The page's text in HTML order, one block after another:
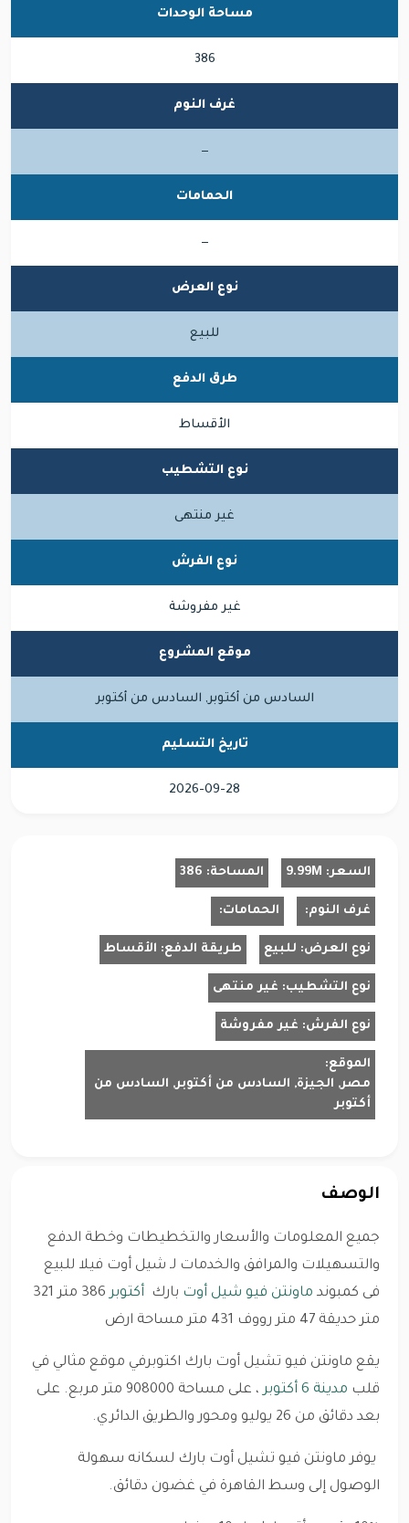
مساحة الوحدات
386
غرف النوم
—
الحمامات
—
نوع العرض
للبيع
طرق الدفع
الأقساط
نوع التشطيب
غير منتهى
نوع الفرش
غير مفروشة
موقع المشروع
السادس من أكتوبر, السادس من أكتوبر
تاريخ التسليم
2026-09-28
السعر: 9.99M المساحة: 386
غرف النوم: الحمامات:
نوع العرض: للبيع طريقة الدفع: الأقساط
نوع التشطيب: غير منتهى
نوع الفرش: غير مفروشة
الموقع:
مصر, الجيزة, السادس من أكتوبر, السادس من
أكتوبر
الوصف
جميع المعلومات والأسعار والتخطيطات وخطة الدفع
والتسهيلات والمرافق والخدمات لـ شيل أوت فيلا للبيع
فى كمبوند ماونتن فيو شيل أوت بارك أكتوبر
386 متر 321
متر حديقة 47 متر رووف 431 متر مساحة ارض
يقع ماونتن فيو تشيل أوت بارك اكتوبرفي موقع مثالي في
قلب مدينة 6 أكتوبر
، على مساحة 908000 متر مربع. على
بعد دقائق من 26 يوليو ومحور والطريق الدائري.
يوفر ماونتن فيو تشيل أوت بارك لسكانه سهولة
الوصول إلى وسط القاهرة في غضون دقائق.